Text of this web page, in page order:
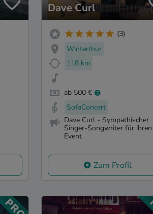
Dave Curl
(3)
Winterthur
118 km
ab 500 €
SofaConcert
Dave Curl - Sympathischer
Singer-Songwriter für ihren
Event
Zum Profil